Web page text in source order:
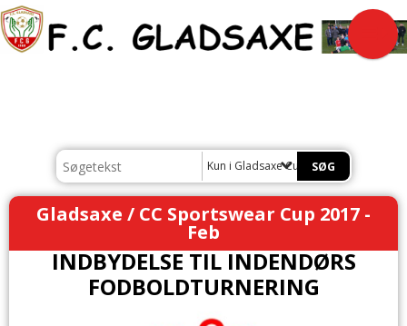
Kun i Gladsaxe Cup
Gladsaxe / CC Sportswear Cup 2017 -
Feb
INDBYDELSE TIL INDENDØRS
FODBOLDTURNERING